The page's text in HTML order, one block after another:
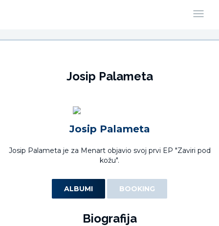
Josip Palameta
Josip Palameta
Josip Palameta je za Menart objavio svoj prvi EP "Zaviri pod
kožu".
ALBUMI BOOKING
Biografija